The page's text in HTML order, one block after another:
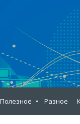
Полезное Разное